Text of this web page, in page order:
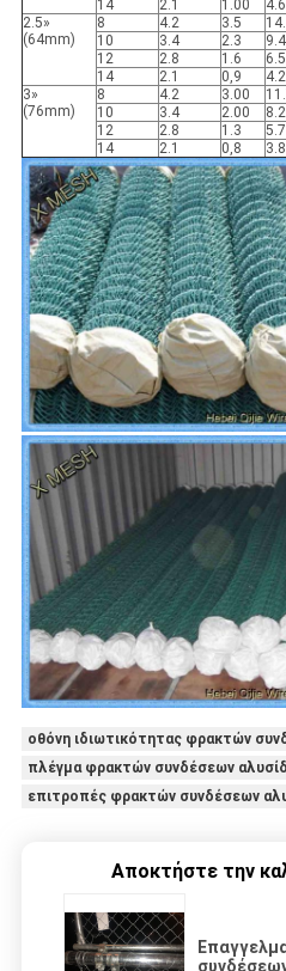
14 2.1 1.00 4.6
2.5»
(64mm)
8 4.2 3.5
10
3.4 2.3 9.4
12
2.8 1.6 6.5
14
2.1 0,9 4.2
3»
(76mm)
8 4.2 3.00
10
3.4 2.00 8.2
12
2.8 1.3 5.7
14
2.1 0,8 3.8
οθόνη ιδιωτικότητας φρακτών
πλέγμα φρακτών συνδέσεων
επιτροπές φρακτών συνδέσεων
Αποκτήστε την